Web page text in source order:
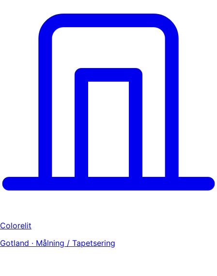
Colorelit
Gotland · Målning / Tapetsering